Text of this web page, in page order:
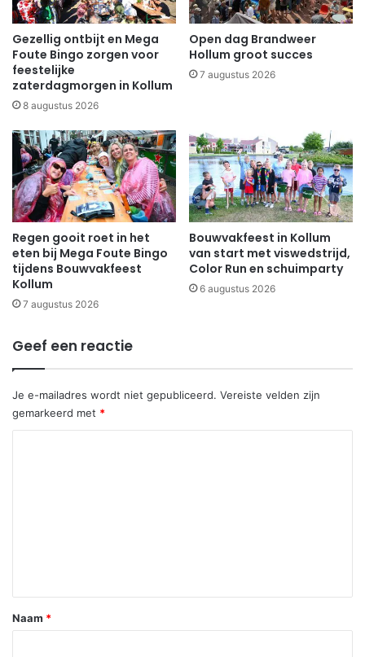
Gezellig ontbijt en Mega
Foute Bingo zorgen voor
feestelijke
zaterdagmorgen in Kollum
8 augustus 2026
Open dag Brandweer
Hollum groot succes
7 augustus 2026
Regen gooit roet in het
eten bij Mega Foute Bingo
tijdens Bouwvakfeest
Kollum
7 augustus 2026
Bouwvakfeest in Kollum
van start met viswedstrijd,
Color Run en schuimparty
6 augustus 2026
Geef een reactie
Je e-mailadres wordt niet gepubliceerd. Vereiste velden zijn
gemarkeerd met *
*
Naam *